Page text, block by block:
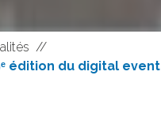
//
édition du digital event